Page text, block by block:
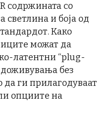
содржината со
светлина и боја од
Како
можат да
латентни “plug-
без
да ги прилагодуваат
опциите на